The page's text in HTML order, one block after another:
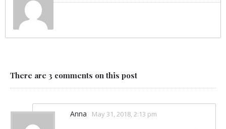
There are 3 comments on this post
Anna May 31, 2018, 2:13 pm